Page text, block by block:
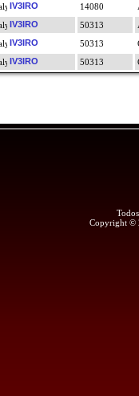
IV3IRO
14080
IV3IRO
50313
IV3IRO
50313
IV3IRO
50313
Copyright ©